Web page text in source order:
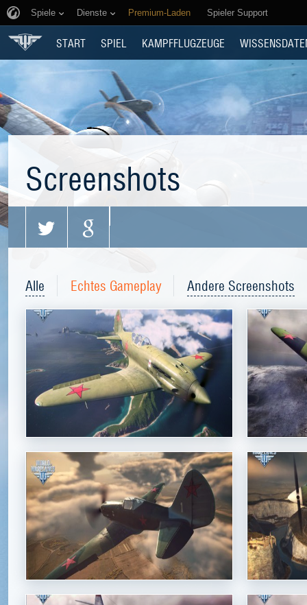
Spiele Dienste Premium-Laden Spieler Support
START SPIEL KAMPFFLUGZEUGE
Screenshots
Alle Echtes Gameplay Andere Screenshots